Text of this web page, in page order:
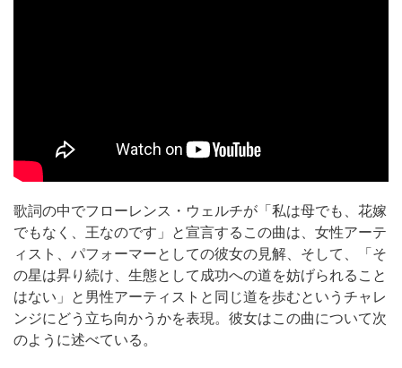
歌詞の中でフローレンス・ウェルチが「私は母でも、花嫁
でもなく、王なのです」と宣言するこの曲は、女性アーテ
ィスト、パフォーマーとしての彼女の見解、そして、「そ
の星は昇り続け、生態として成功への道を妨げられること
はない」と男性アーティストと同じ道を歩むというチャレ
ンジにどう立ち向かうかを表現。彼女はこの曲について次
のように述べている。